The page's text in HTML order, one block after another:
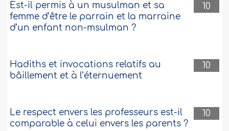
10
Est-il permis à un musulman et sa
femme d’être le parrain et la marraine
d’un enfant non-msulman ?
10
Hadiths et invocations relatifs au
bâillement et à l’éternuement
10
Le respect envers les professeurs est-il
comparable à celui envers les parents ?